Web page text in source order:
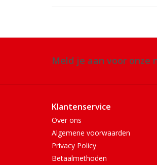
Meld je aan voor onze
Klantenservice
Over ons
Algemene voorwaarden
Privacy Policy
Betaalmethoden